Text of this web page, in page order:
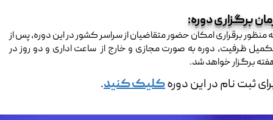
برگزاری دوره:
منظور برقراری امکان حضور متقاضیان از سراسر کشور در این دوره، پس از
ظرفیت، دوره به صورت مجازی و خارج از ساعت اداری و دو روز در
برگزار خواهد شد.​​​​​​​
ثبت نام در این دورهکلیک کنید.